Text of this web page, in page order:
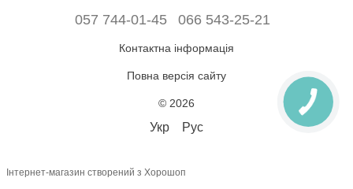
057 744-01-45 066 543-25-21
Контактна інформація
Повна версія сайту
© 2026
Укр Рус
Інтернет-магазин створений з Хорошоп